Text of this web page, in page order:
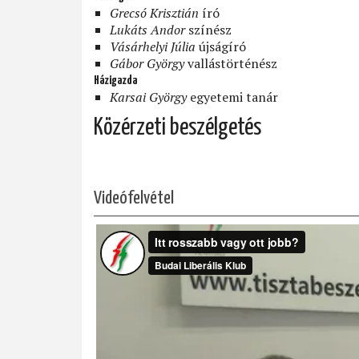
Grecsó Krisztián író
Lukáts Andorszínész
Vásárhelyi Júlia újságíró
Gábor Györgyvallástörténész
Házigazda
Karsai Györgyegyetemi tanár
Közérzeti beszélgetés
Videófelvétel